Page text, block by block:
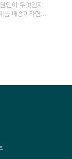
인이 무엇인지
품 배송이라면
서 한 번